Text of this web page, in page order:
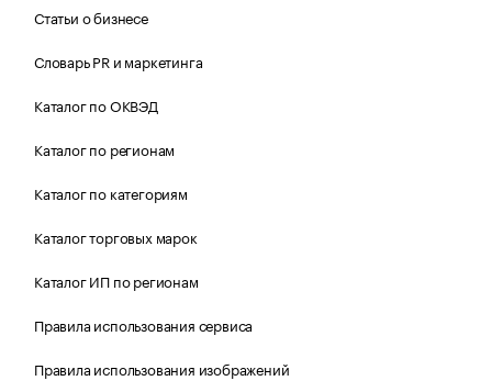
Статьи о бизнесе
Словарь PR и маркетинга
Каталог по ОКВЭД
Каталог по регионам
Каталог по категориям
Каталог торговых марок
Каталог ИП по регионам
Правила использования сервиса
Правила использования изображений